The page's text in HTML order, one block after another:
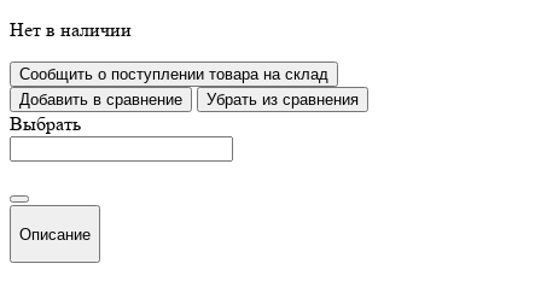
Нет в наличии
Сообщить о поступлении товара на склад
Добавить в сравнение
Убрать из сравнения
Выбрать
Описание